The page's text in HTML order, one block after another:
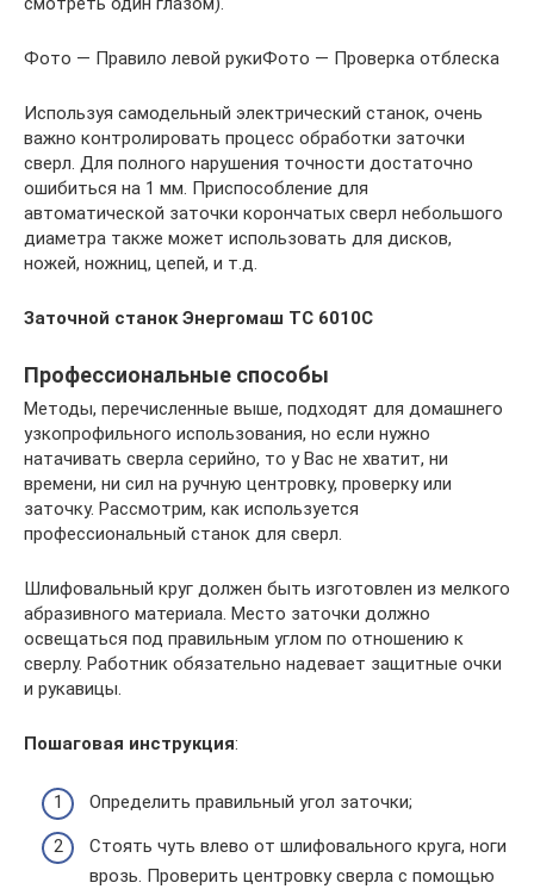
Фото — Правило левой рукиФото — Проверка отблеска
Используя самодельный электрический станок, очень
важно контролировать процесс обработки заточки
сверл. Для полного нарушения точности достаточно
ошибиться на 1 мм. Приспособление для
автоматической заточки корончатых сверл небольшого
диаметра также может использовать для дисков,
ножей, ножниц, цепей, и т.д.
Заточной станок Энергомаш ТС 6010С
Профессиональные способы
Методы, перечисленные выше, подходят для домашнего
узкопрофильного использования, но если нужно
натачивать сверла серийно, то у Вас не хватит, ни
времени, ни сил на ручную центровку, проверку или
заточку. Рассмотрим, как используется
профессиональный станок для сверл.
Шлифовальный круг должен быть изготовлен из мелкого
абразивного материала. Место заточки должно
освещаться под правильным углом по отношению к
сверлу. Работник обязательно надевает защитные очки
и рукавицы.
Пошаговая инструкция:
Определить правильный угол заточки;
Стоять чуть влево от шлифовального круга, ноги
врозь. Проверить центровку сверла с помощью